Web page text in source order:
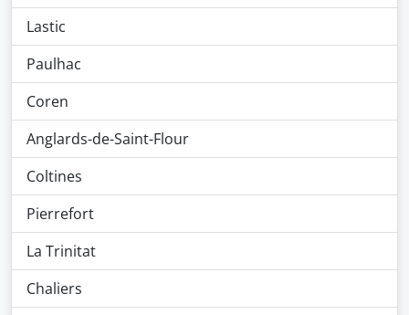
Lastic
Paulhac
Coren
Anglards-de-Saint-Flour
Coltines
Pierrefort
La Trinitat
Chaliers